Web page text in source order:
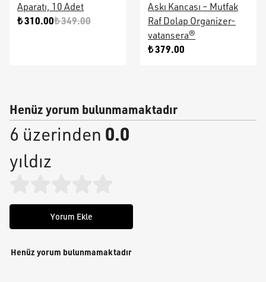
Aparatı, 10 Adet
₺ 310.00₺ 349.00
Askı Kancası – Mutfak
Raf Dolap Organizer-
vatansera®
₺ 379.00
Henüz yorum bulunmamaktadır
6 üzerinden 0.0
yıldız
Yorum Ekle
Henüz yorum bulunmamaktadır